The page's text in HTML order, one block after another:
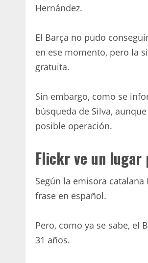
Hernández.
El Barça no pudo
en ese momento, pero la
gratuita.
Sin embargo, como se
búsqueda de Silva,
posible operación.
Flickr ve un lugar
Según la emisora ​​catalana
frase en español.
Pero, como ya se sabe, el
31 años.